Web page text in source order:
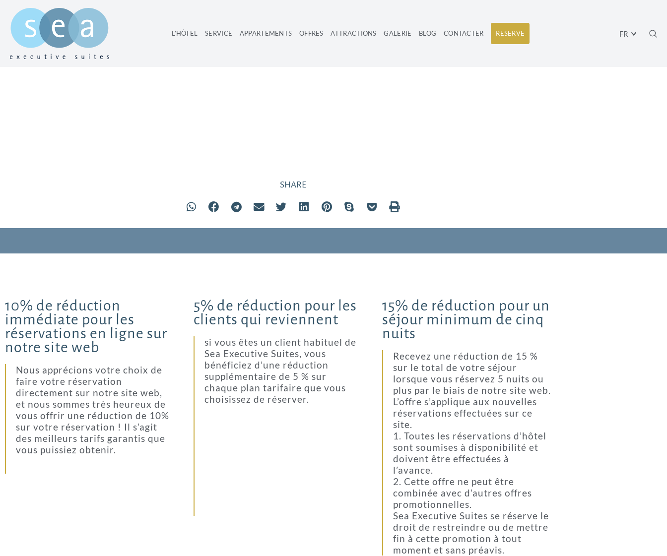
FR
L’HÔTEL SERVICE APPARTEMENTS OFFRES ATTRACTIONS GALERIE BLOG CONTACTER RESERVE
SHARE
10% de réduction
immédiate pour les
réservations en ligne sur
notre site web
Nous apprécions votre choix de
faire votre réservation
directement sur notre site web,
et nous sommes très heureux de
vous offrir une réduction de 10%
sur votre réservation ! Il s’agit
des meilleurs tarifs garantis que
vous puissiez obtenir.
5% de réduction pour les
clients qui reviennent
si vous êtes un client habituel de
Sea Executive Suites, vous
bénéficiez d’une réduction
supplémentaire de 5 % sur
chaque plan tarifaire que vous
choisissez de réserver.
15% de réduction pour un
séjour minimum de cinq
nuits
Recevez une réduction de 15 %
sur le total de votre séjour
lorsque vous réservez 5 nuits ou
plus par le biais de notre site web.
L’offre s’applique aux nouvelles
réservations effectuées sur ce
site.
1. Toutes les réservations d’hôtel
sont soumises à disponibilité et
doivent être effectuées à
l’avance.
2. Cette offre ne peut être
combinée avec d’autres offres
promotionnelles.
Sea Executive Suites se réserve le
droit de restreindre ou de mettre
fin à cette promotion à tout
moment et sans préavis.